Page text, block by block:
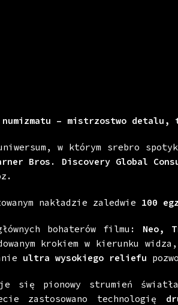
– mistrzostwo
w którym srebro
Bros . Discovery Global
nakładzie zaledwie 100
bohaterów filmu: Neo,
krokiem w kierunku
ultra wysokiego reliefu
się pionowy strumień
zastosowano technologię